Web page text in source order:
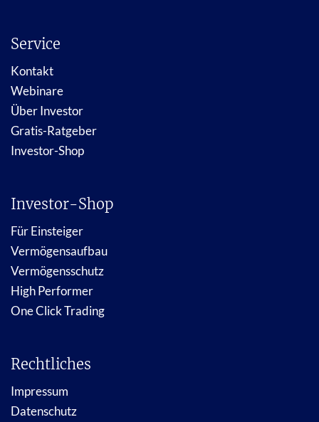
Service
Kontakt
Webinare
Über Investor
Gratis-Ratgeber
Investor-Shop
Investor-Shop
Für Einsteiger
Vermögensaufbau
Vermögensschutz
High Performer
One Click Trading
Rechtliches
Impressum
Datenschutz